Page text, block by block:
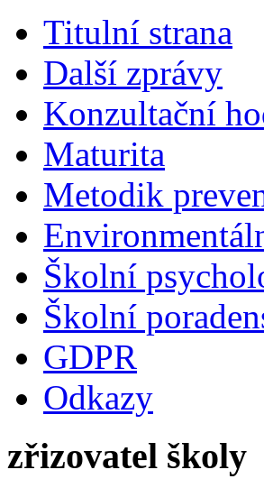
Titulní strana
Další zprávy
Konzultační
Maturita
Metodik
Školní
Školní
GDPR
Odkazy
zřizovatel školy